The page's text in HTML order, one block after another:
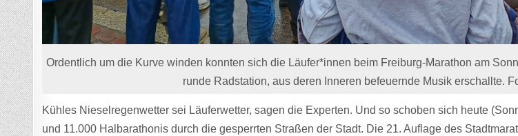
Ordentlich um die Kurve winden konnten sich die Läufer*innen beim Freiburg-Marathon am
runde Radstation, aus deren Inneren befeuernde Musik erschallte.
Kühles Nieselregenwetter sei Läuferwetter, sagen die Experten. Und so schoben sich heute
und 11.000 Halbarathonis durch die gesperrten Straßen der Stadt. Die 21. Auflage des